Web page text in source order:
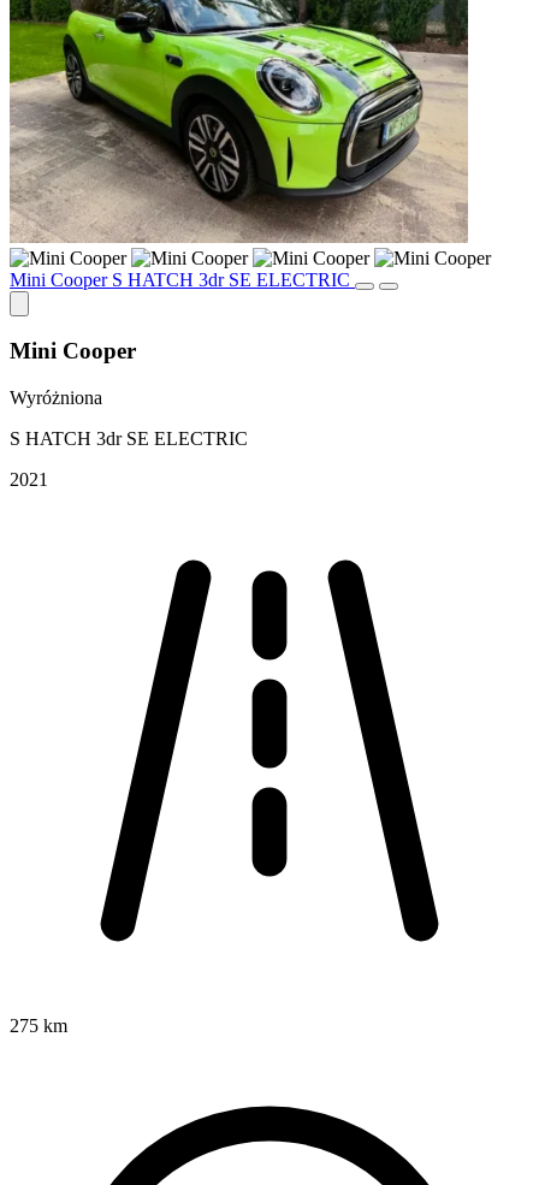
Mini Cooper S HATCH 3dr SE ELECTRIC
Mini Cooper
Wyróżniona
S HATCH 3dr SE ELECTRIC
2021
275 km